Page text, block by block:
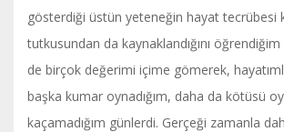
gösterdiği üstün yeteneğin hayat tecrübesi
tutkusundan da kaynaklandığını
de birçok değerimi içime gömerek,
başka kumar oynadığım, daha da kötüsü
kaçamadığım günlerdi. Gerçeği zamanla